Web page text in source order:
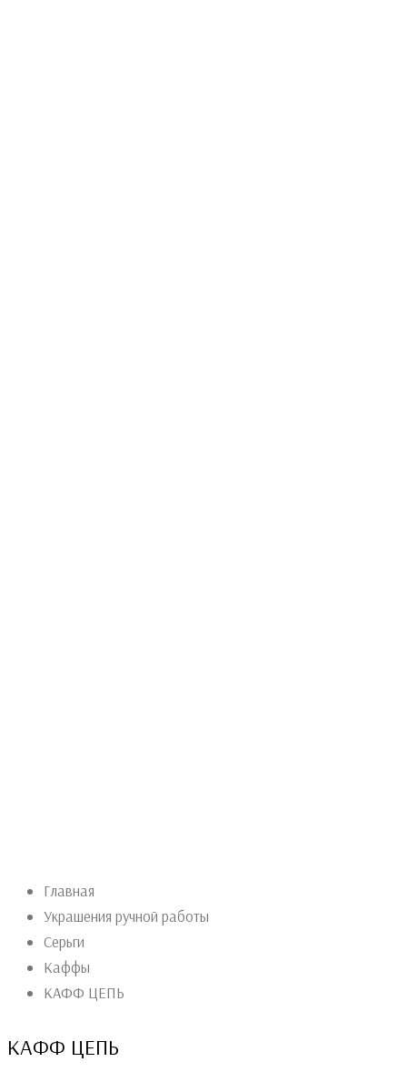
Главная
Украшения ручной работы
Серьги
Каффы
КАФФ ЦЕПЬ
КАФФ ЦЕПЬ